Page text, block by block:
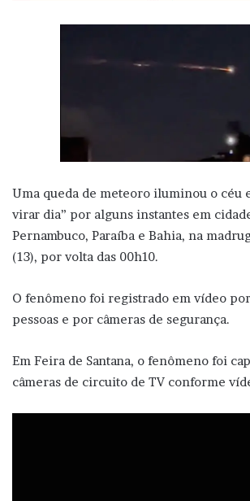
Uma queda de meteoro iluminou o céu
virar dia” por alguns instantes em
Pernambuco, Paraíba e Bahia, na
(13), por volta das 00h10.
O fenômeno foi registrado em vídeo
pessoas e por câmeras de segurança.
Em Feira de Santana, o fenômeno foi
câmeras de circuito de TV conforme